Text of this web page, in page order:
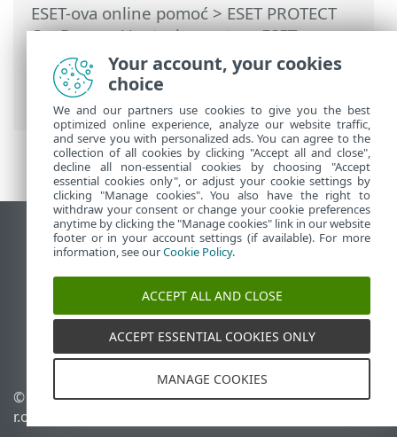
ESET-ova online pomoć > ESET PROTECT
On-Prem>Upotreba sustava ESET
PROTECT On-Prem>ESET PROTECT On-
Prem Glavni izbornik
Zadaci
zadataka
> Pojedinosti zadatka
Prikaži stranicu za radnu površinu
End of Life
ESET-ova baza znanja
ESET Status Portal
Regionalna podrška
© 1992 - 2026 ESET, spol. s
r.o. – Sva prava pridržana.
Upravljanje kolačićima
Your account, your cookies
choice
We and our partners use cookies to give you the best
optimized online experience, analyze our website traffic,
and serve you with personalized ads. You can agree to the
collection of all cookies by clicking "Accept all and close",
decline all non-essential cookies by choosing "Accept
essential cookies only", or adjust your cookie settings by
clicking "Manage cookies". You also have the right to
withdraw your consent or change your cookie preferences
anytime by clicking the "Manage cookies" link in our website
footer or in your account settings (if available). For more
information, see ourCookie Policy.
ACCEPT ALL AND CLOSE
ACCEPT ESSENTIAL COOKIES ONLY
MANAGE COOKIES